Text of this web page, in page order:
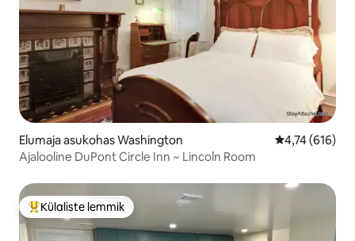
Elumaja asukohas Washington Keskmine
4,74 (616)
Ajalooline DuPont Circle Inn ~ Lincoln Room
Külaliste suur lemmik
Külaliste lemmik